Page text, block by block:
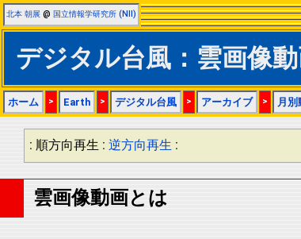
北本 朝展 @ 国立情報学研究所 (NII)
デジタル台風：雲画像
ホーム > Earth > デジタル台風 > アーカイブ > 月別
: 順方向再生 :逆方向再生 :
雲画像動画とは